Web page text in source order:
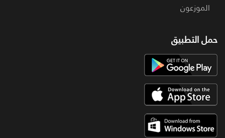
الموزعون
حمل التطبيق